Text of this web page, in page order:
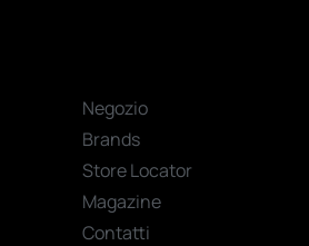
Negozio
Brands
Store Locator
Magazine
Contatti